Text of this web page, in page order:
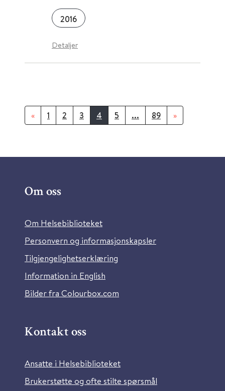
2016
Detaljer
« 1 2 3 4 5 ... 89 »
Om oss
Om Helsebiblioteket
Personvern og informasjonskapsler
Tilgjengelighetserklæring
Information in English
Bilder fra Colourbox.com
Kontakt oss
Ansatte i Helsebiblioteket
Brukerstøtte og ofte stilte spørsmål